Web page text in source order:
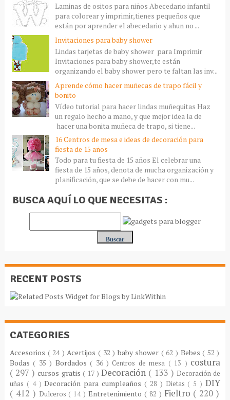
Laminas de ositos para niños Abecedario infantil
para colorear y imprimir,tienes pequeños que
están por aprender el abecedario y ahun no ...
Invitaciones para baby shower
Lindas tarjetas de baby shower para Imprimir
Invitaciones para baby shower,te están
organizando el baby shower pero te faltan las inv...
Aprende cómo hacer muñecas de trapo fácil y
bonito
Vídeo tutorial para hacer lindas muñequitas Haz
un regalo hecho a mano, y que mejor idea la de
hacer una bonita muñeca de trapo, si tiene...
16 Centros de mesa e ideas de decoración para
fiesta de 15 años
Todo para tu fiesta de 15 años El celebrar una
fiesta de 15 años, denota de mucha organización y
planificación, que se debe de hacer con mu...
BUSCA AQUÍ LO QUE NECESITAS :
RECENT POSTS
CATEGORIES
Accesorios ( 24 )Acertijos ( 32 ) baby shower ( 62 ) Bebes( 52 )
Bodas( 35 ) Bordados( 36 ) Centros de mesa ( 13 ) costura
( 297 )cursos gratis ( 17 )Decoración ( 133 ) Decoración de
uñas ( 4 )Decoración para cumpleaños( 28 ) Dietas ( 5 )DIY
( 412 ) Dulceros ( 14 )Entretenimiento ( 82 ) Fieltro ( 220 )